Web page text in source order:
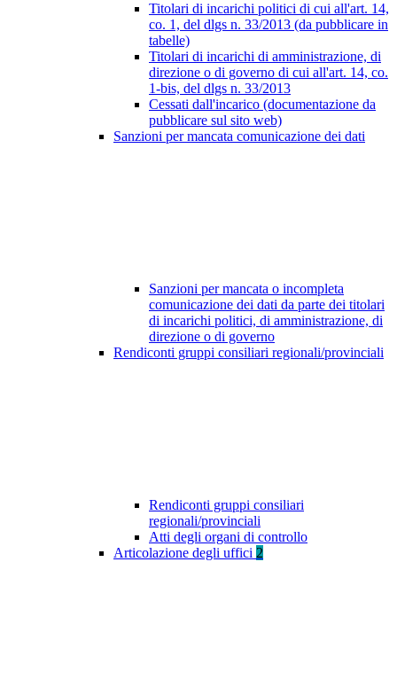
Titolari di incarichi politici di cui all'art. 14,
co. 1, del dlgs n. 33/2013 (da pubblicare in
tabelle)
Titolari di incarichi di amministrazione, di
direzione o di governo di cui all'art. 14, co.
1-bis, del dlgs n. 33/2013
Cessati dall'incarico (documentazione da
pubblicare sul sito web)
Sanzioni per mancata comunicazione dei dati
Sanzioni per mancata o incompleta
comunicazione dei dati da parte dei titolari
di incarichi politici, di amministrazione, di
direzione o di governo
Rendiconti gruppi consiliari regionali/provinciali
Rendiconti gruppi consiliari
regionali/provinciali
Atti degli organi di controllo
Articolazione degli uffici 2